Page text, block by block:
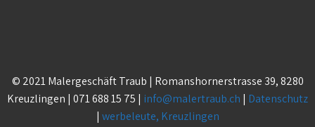
© 2021 Malergeschäft Traub | Romanshornerstrasse 39, 8280
Kreuzlingen | 071 688 15 75 | info@malertraub.ch | Datenschutz
| werbeleute, Kreuzlingen